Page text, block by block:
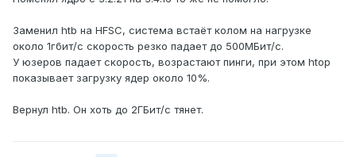
Заменил htb на HFSC, система встаёт колом на нагрузке
около 1гбит/c скорость резко падает до 500МБит/c.
У юзеров падает скорость, возрастают пинги, при этом htop
показывает загрузку ядер около 10%.
Вернул htb. Он хоть до 2ГБит/c тянет.